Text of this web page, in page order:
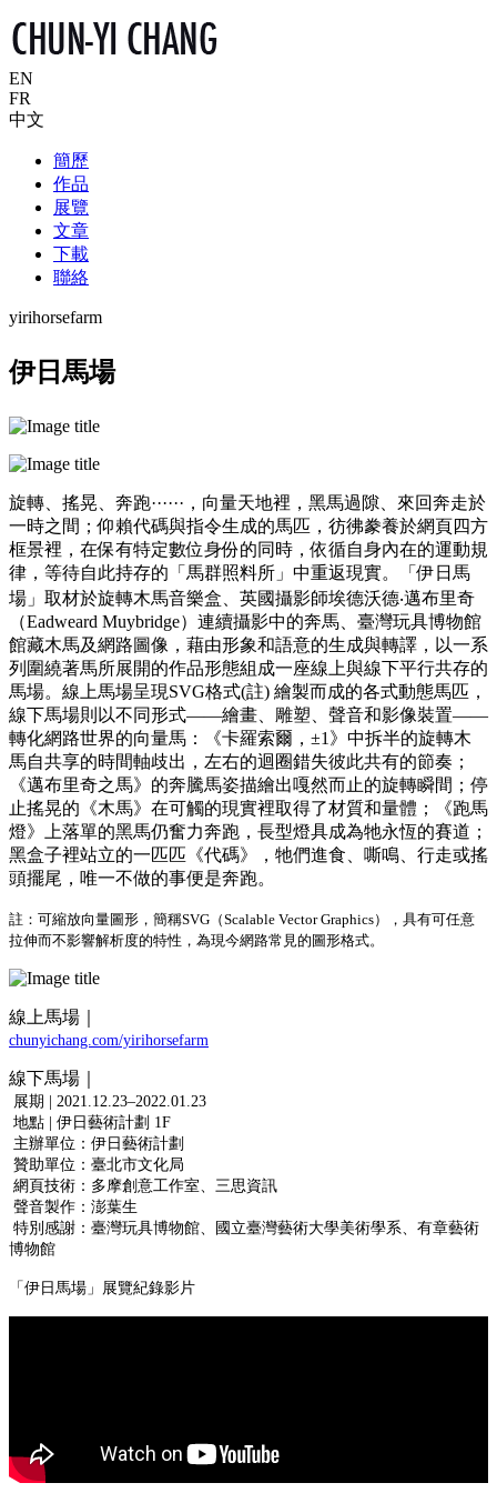
EN
FR
中文
簡歷
作品
展覽
文章
下載
聯絡
yirihorsefarm
伊日馬場
旋轉、搖晃、奔跑······，向量天地裡，黑馬過隙、來回奔走於
一時之間；仰賴代碼與指令生成的馬匹，彷彿豢養於網頁四方
框景裡，在保有特定數位身份的同時，依循自身內在的運動規
律，等待自此持存的「馬群照料所」中重返現實。「伊日馬
場」取材於旋轉木馬音樂盒、英國攝影師埃德沃德‧邁布里奇
（Eadweard Muybridge）連續攝影中的奔馬、臺灣玩具博物館
館藏木馬及網路圖像，藉由形象和語意的生成與轉譯，以一系
列圍繞著馬所展開的作品形態組成一座線上與線下平行共存的
馬場。線上馬場呈現SVG格式(註) 繪製而成的各式動態馬匹，
線下馬場則以不同形式——繪畫、雕塑、聲音和影像裝置——
轉化網路世界的向量馬：《卡羅索爾，±1》中拆半的旋轉木
馬自共享的時間軸歧出，左右的迴圈錯失彼此共有的節奏；
《邁布里奇之馬》的奔騰馬姿描繪出嘎然而止的旋轉瞬間；停
止搖晃的《木馬》在可觸的現實裡取得了材質和量體；《跑馬
燈》上落單的黑馬仍奮力奔跑，長型燈具成為牠永恆的賽道；
黑盒子裡站立的一匹匹《代碼》，牠們進食、嘶鳴、行走或搖
頭擺尾，唯一不做的事便是奔跑。
註：可縮放向量圖形，簡稱SVG（Scalable Vector Graphics），具有可任意
拉伸而不影響解析度的特性，為現今網路常見的圖形格式。
線上馬場｜
chunyichang.com/yirihorsefarm
線下馬場｜
展期 | 2021.12.23‒2022.01.23
地點 | 伊日藝術計劃 1F
主辦單位：伊日藝術計劃
贊助單位：臺北市文化局
網頁技術：多摩創意工作室、三思資訊
聲音製作：澎葉生
特別感謝：臺灣玩具博物館、國立臺灣藝術大學美術學系、有章藝術
博物館
「伊日馬場」展覽紀錄影片